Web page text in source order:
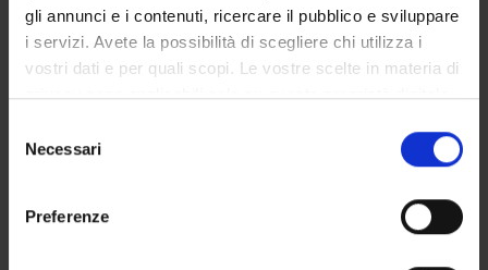
gli annunci e i contenuti, ricercare il pubblico e sviluppare
i servizi. Avete la possibilità di scegliere chi utilizza i
vostri dati e per quali scopi. Le vostre scelte in materia di
privacy sono applicabili solo su questa proprietà digitale
modificare o revocare il proprio consenso in qualsiasi
momento dalla Dichiarazione sui cookie o facendo clic
delNecessari
Preferenze
RESEARCH LABORATORIES
RESEARCH CENTRES